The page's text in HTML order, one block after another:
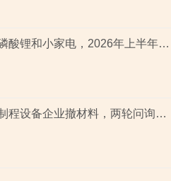
主营六氟磷酸锂和小家电，2026年上半年预测盈利超2亿元，虚增收入被ST背后子公司未完成业绩承诺
半导体湿制程设备企业撤材料，两轮问询聚焦收入确认时点准确性，原材料采购公允性引关注